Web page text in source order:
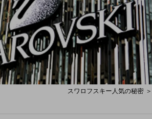
スワロフスキー人気の秘密 ＞